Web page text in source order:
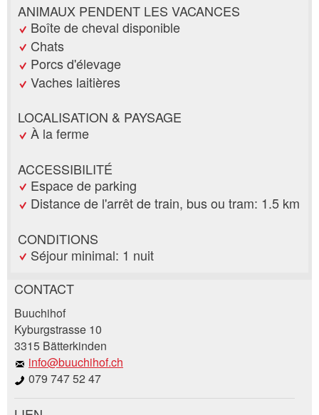
ANIMAUX PENDENT LES VACANCES
Boîte de cheval disponible
Chats
Porcs d'élevage
Vaches laitières
LOCALISATION & PAYSAGE
À la ferme
ACCESSIBILITÉ
Espace de parking
Distance de l'arrêt de train, bus ou tram: 1.5 km
CONDITIONS
Séjour minimal: 1 nuit
Annonces répréhensibles
Vos commentaires sont grandement appréciés!
Commentaires généraux
Recommander l'annonce
Recommandez cette annonce à des amis.
CONTACT
Buuchihof
Kyburgstrasse 10
3315 Bätterkinden
info@buuchihof.ch
079 747 52 47